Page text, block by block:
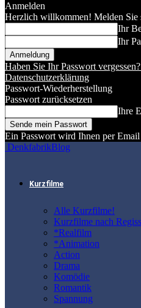
Anmelden
Herzlich willkommen! Melden Sie
Ihr
Ihr
Haben Sie Ihr Passwort
Datenschutzerklärung
Passwort-Wiederherstellung
Passwort zurücksetzen
Ihre
Ein Passwort wird Ihnen per
DenkfabrikBlog
Kurzfilme
Alle Kurzfilme!
Kurzfilme nach
*Realfilm
*Animation
Action
Drama
Komödie
Romantik
Spannung